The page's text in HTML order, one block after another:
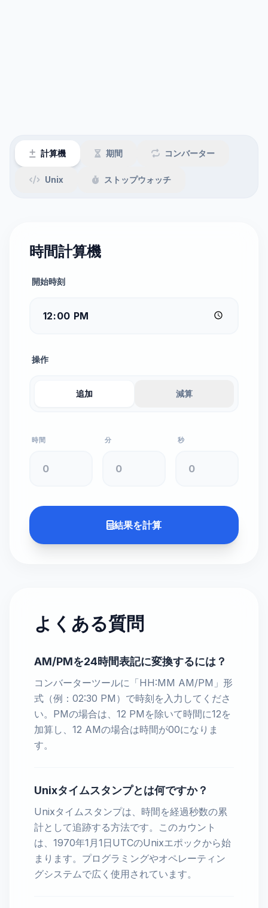
計算機 期間 コンバーター
Unix ストップウォッチ
時間計算機
開始時刻
操作
追加 減算
時間 分 秒
結果を計算
よくある質問
AM/PMを24時間表記に変換するには？
コンバーターツールに「HH:MM AM/PM」形
式（例：02:30 PM）で時刻を入力してくださ
い。PMの場合は、12 PMを除いて時間に12を
加算し、12 AMの場合は時間が00になりま
す。
Unixタイムスタンプとは何ですか？
Unixタイムスタンプは、時間を経過秒数の累
計として追跡する方法です。このカウント
は、1970年1月1日UTCのUnixエポックから始
まります。プログラミングやオペレーティン
グシステムで広く使用されています。